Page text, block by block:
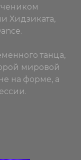
Хидзиката,
танца,
мировой
на форме, а